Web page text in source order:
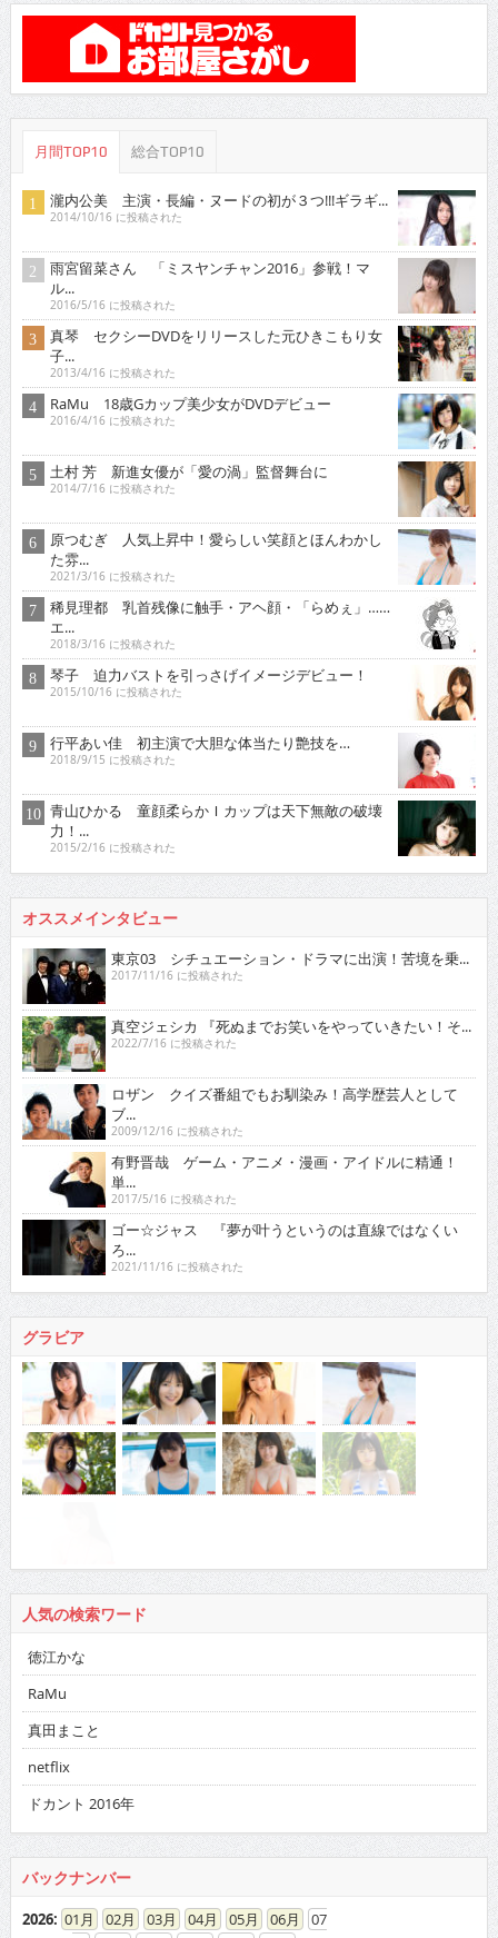
月間TOP10 総合TOP10
瀧内公美 主演・長編・ヌードの初が３つ!!!ギラギ...
2014/10/16 に投稿された
雨宮留菜さん 「ミスヤンチャン2016」参戦！マ
ル...
2016/5/16 に投稿された
真琴 セクシーDVDをリリースした元ひきこもり女
子...
2013/4/16 に投稿された
RaMu 18歳Gカップ美少女がDVDデビュー
2016/4/16 に投稿された
土村 芳 新進女優が「愛の渦」監督舞台に
2014/7/16 に投稿された
原つむぎ 人気上昇中！愛らしい笑顔とほんわかし
た雰...
2021/3/16 に投稿された
稀見理都 乳首残像に触手・アヘ顔・「らめぇ」……
エ...
2018/3/16 に投稿された
琴子 迫力バストを引っさげイメージデビュー！
2015/10/16 に投稿された
行平あい佳 初主演で大胆な体当たり艶技を…
2018/9/15 に投稿された
青山ひかる 童顔柔らかＩカップは天下無敵の破壊
力！...
2015/2/16 に投稿された
オススメインタビュー
東京03 シチュエーション・ドラマに出演！苦境を乗...
2017/11/16 に投稿された
真空ジェシカ 『死ぬまでお笑いをやっていきたい！そ...
2022/7/16 に投稿された
ロザン クイズ番組でもお馴染み！高学歴芸人として
ブ...
2009/12/16 に投稿された
有野晋哉 ゲーム・アニメ・漫画・アイドルに精通！
単...
2017/5/16 に投稿された
ゴー☆ジャス 『夢が叶うというのは直線ではなくい
ろ...
2021/11/16 に投稿された
グラビア
人気の検索ワード
徳江かな
RaMu
真田まこと
netflix
ドカント 2016年
バックナンバー
2026: 01 02 03 04 05 06
07